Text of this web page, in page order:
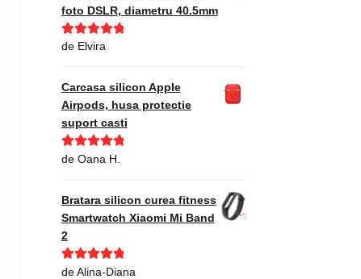
foto DSLR, diametru 40.5mm
Evaluat la
de Elvira
Carcasa silicon Apple
Airpods, husa protectie
suport casti
Evaluat la5
de Oana H.
Bratara silicon curea fitness
Smartwatch Xiaomi Mi Band
2
Evaluat la5
de Alina-Diana